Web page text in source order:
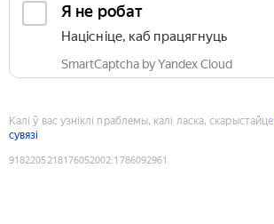
Я не робат
Націсніце, каб працягнуць
SmartCaptcha by Yandex Cloud
Калі ў вас узніклі праблемы, калі ласка, скарыстайце
сувязі
9182205218176052002:1786092961